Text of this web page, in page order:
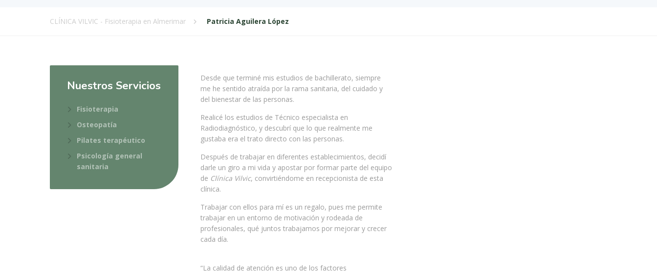
CLÍNICA VILVIC - Fisioterapia en Almerimar Patricia Aguilera López
Desde que terminé mis estudios de bachillerato, siempre
me he sentido atraída por la rama sanitaria, del cuidado y
del bienestar de las personas.
Realicé los estudios de Técnico especialista en
Radiodiagnóstico, y descubrí que lo que realmente me
gustaba era el trato directo con las personas.
Después de trabajar en diferentes establecimientos, decidí
darle un giro a mi vida y apostar por formar parte del equipo
de Clínica Vilvic, convirtiéndome en recepcionista de esta
clínica.
Trabajar con ellos para mí es un regalo, pues me permite
trabajar en un entorno de motivación y rodeada de
profesionales, qué juntos trabajamos por mejorar y crecer
cada día.
“La calidad de atención es uno de los factores
Nuestros Servicios
Fisioterapia
Osteopatía
Pilates terapéutico
Psicología general
sanitaria